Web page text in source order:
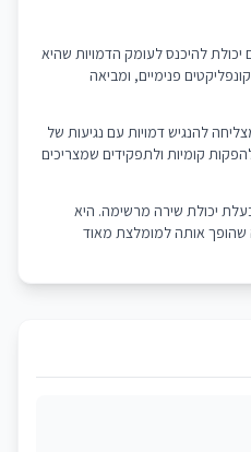
להיכנס לעומק הדמויות שהיא
פנימיים, ומביאה
להנגיש דמויות עם נגיעות של
קומיות ולתפקידים שמצריכים
יכולת שירה מרשימה. היא
אותה למומלצת מאוד